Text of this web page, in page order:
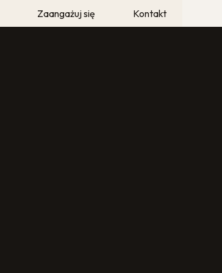
Zaangażuj się Kontakt